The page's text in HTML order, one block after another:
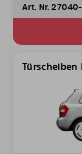
Art. Nr.
Türscheiben